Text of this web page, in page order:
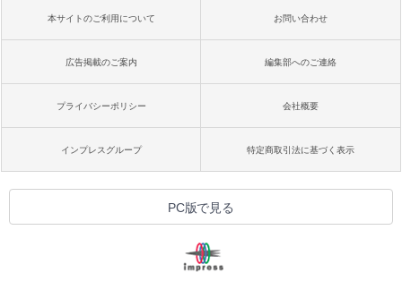
本サイトのご利用について お問い合わせ
広告掲載のご案内 編集部へのご連絡
プライバシーポリシー 会社概要
インプレスグループ 特定商取引法に基づく表示
PC版で見る